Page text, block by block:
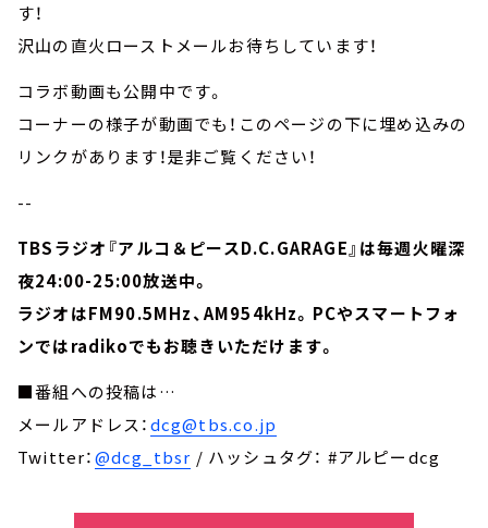
す！
沢山の直火ローストメールお待ちしています！
コラボ動画も公開中です。
コーナーの様子が動画でも！このページの下に埋め込みの
リンクがあります！是非ご覧ください！
--
TBSラジオ『アルコ＆ピースD.C.GARAGE』は毎週火曜深
夜24:00-25:00放送中。
ラジオはFM90.5MHz、AM954kHz。PCやスマートフォ
ンではradikoでもお聴きいただけます。
■番組への投稿は…
メールアドレス：dcg@tbs.co.jp
Twitter：@dcg_tbsr / ハッシュタグ： #アルピーdcg